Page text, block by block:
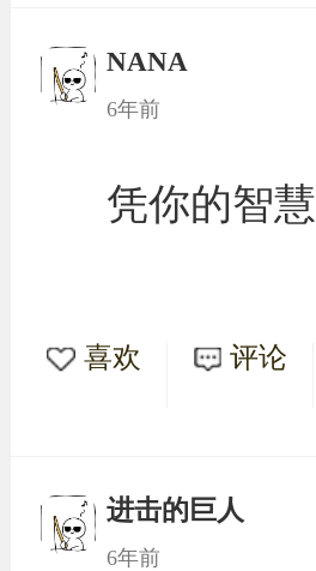
NANA
6年前
凭你的智
喜欢 评论
进击的巨人
6年前